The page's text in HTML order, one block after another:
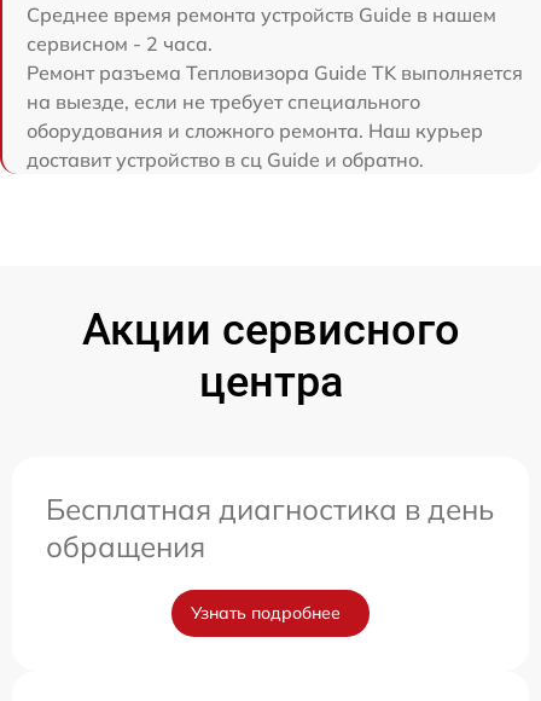
Среднее время ремонта устройств Guide в нашем
сервисном - 2 часа.
Ремонт разъема Тепловизора Guide TK выполняется
на выезде, если не требует специального
оборудования и сложного ремонта. Наш курьер
доставит устройство в сц Guide и обратно.
Акции сервисного
центра
Бесплатная диагностика в день
обращения
Узнать подробнее